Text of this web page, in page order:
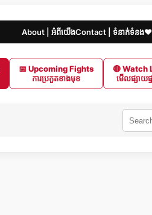
About | អំពីយើងContact | ទំនាក់ទំនង❤️
📅 Upcoming Fights
ការប្រកួតខាងមុខ
🔴 Watch
មើលផ្សាយផ្